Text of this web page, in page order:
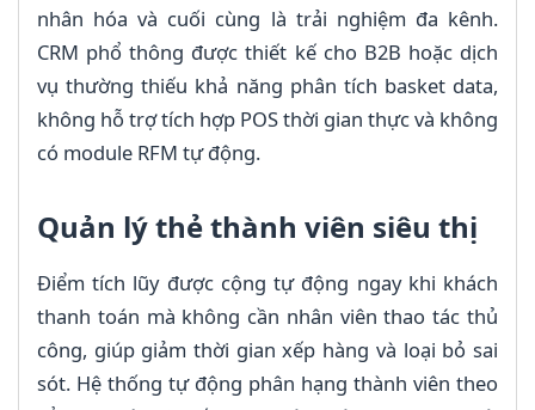
nhân hóa và cuối cùng là trải nghiệm đa kênh.
CRM phổ thông được thiết kế cho B2B hoặc dịch
vụ thường thiếu khả năng phân tích basket data,
không hỗ trợ tích hợp POS thời gian thực và không
có module RFM tự động.
Quản lý thẻ thành viên siêu thị
Điểm tích lũy được cộng tự động ngay khi khách
thanh toán mà không cần nhân viên thao tác thủ
công, giúp giảm thời gian xếp hàng và loại bỏ sai
sót. Hệ thống tự động phân hạng thành viên theo